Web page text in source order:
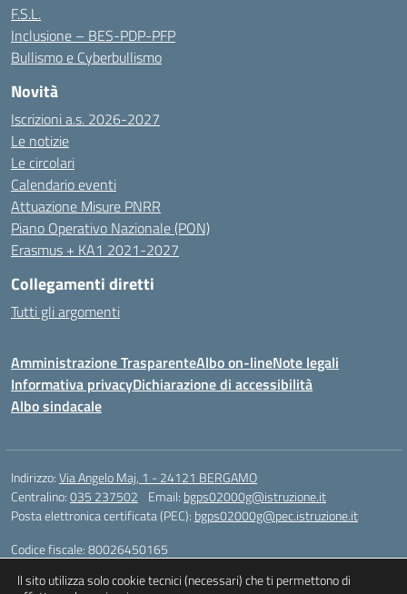
F.S.L.
Inclusione – BES-PDP-PFP
Bullismo e Cyberbullismo
Novità
Iscrizioni a.s. 2026-2027
Le notizie
Le circolari
Calendario eventi
Attuazione Misure PNRR
Piano Operativo Nazionale (PON)
Erasmus + KA1 2021-2027
Collegamenti diretti
Tutti gli argomenti
Amministrazione TrasparenteAlbo on-lineNote legali
Informativa privacyDichiarazione di accessibilità
Albo sindacale
Indirizzo:Via Angelo Maj, 1 - 24121 BERGAMO
Centralino:035 237502 Email: bgps02000g@istruzione.it
Posta elettronica certificata (PEC): bgps02000g@pec.istruzione.it
Codice fiscale: 80026450165
Codice unico di fatturazione (CUF): UFQXM3
ll sito utilizza solo cookie tecnici (necessari) che ti permettono di